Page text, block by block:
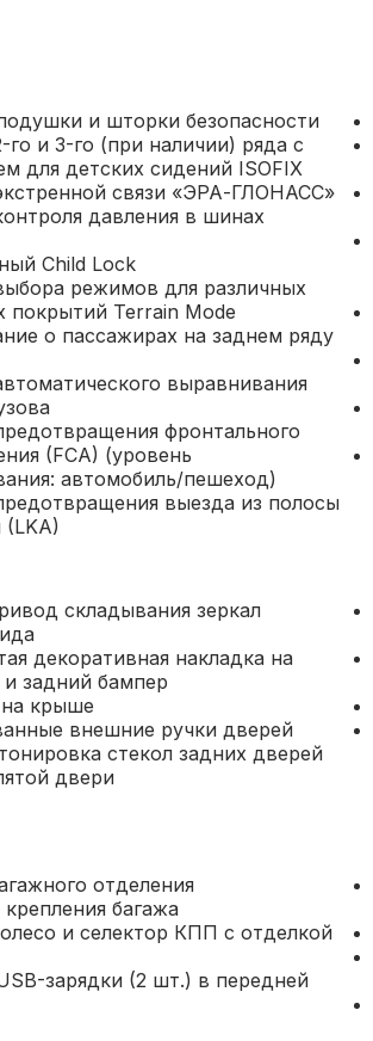
и шторки безопасности
го и 3-го (при наличии) ряда с
для детских сидений ISOFIX
связи «ЭРА-ГЛОНАСС»
давления в шинах
Child Lock
режимов для различных
Terrain Mode
о пассажирах на заднем ряду
выравнивания
фронтального
(FCA) (уровень
автомобиль/пешеход)
выезда из полосы
складывания зеркал
декоративная накладка на
задний бампер
крыше
внешние ручки дверей
стекол задних дверей
двери
отделения
багажа
и селектор КПП с отделкой
зарядки (2 шт.) в передней